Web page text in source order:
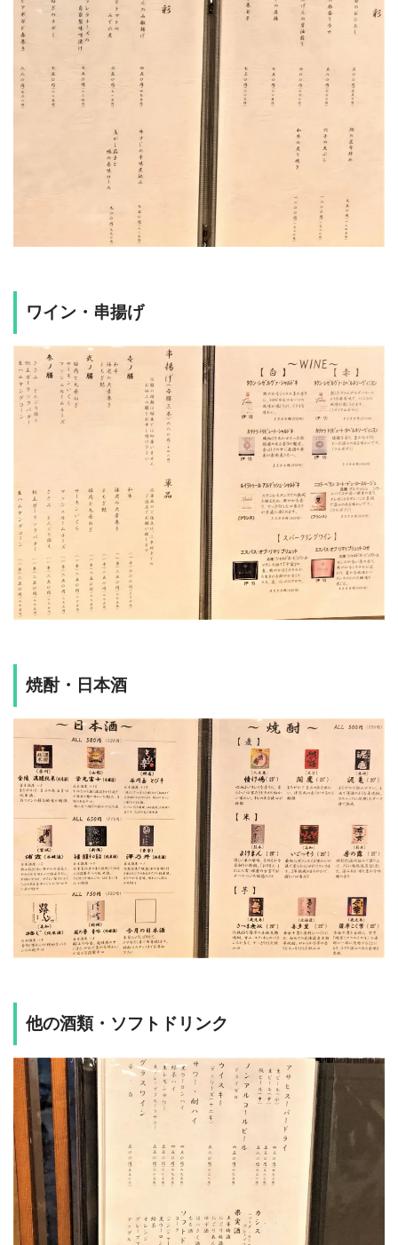
ワイン・串揚げ
焼酎・日本酒
他の酒類・ソフトドリンク